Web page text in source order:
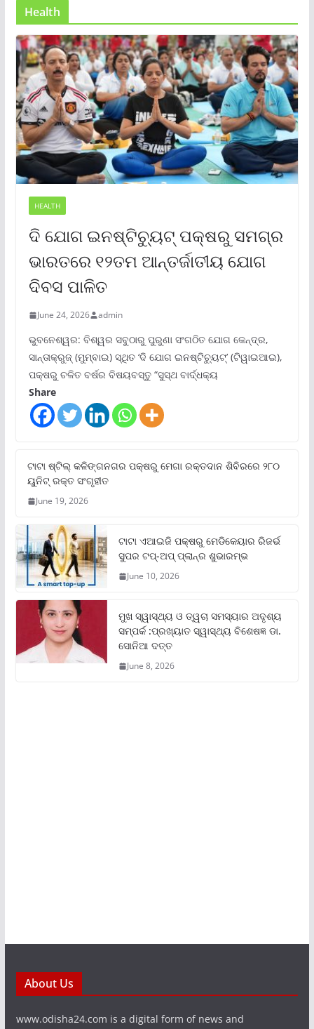
Health
HEALTH
ଦି ଯୋଗ ଇନଷ୍ଟିଚ୍ୟୁଟ୍ ପକ୍ଷରୁ ସମଗ୍ର
ଭାରତରେ ୧୨ତମ ଆନ୍ତର୍ଜାତୀୟ ଯୋଗ
ଦିବସ ପାଳିତ
June 24, 2026 admin
ଭୁବନେଶ୍ୱର: ବିଶ୍ୱର ସବୁଠାରୁ ପୁରୁଣା ସଂଗଠିତ ଯୋଗ କେନ୍ଦ୍ର,
ସାନ୍ତାକ୍ରୁଜ୍ (ମୁମ୍ବାଇ) ସ୍ଥିତ ‘ଦି ଯୋଗ ଇନଷ୍ଟିଚ୍ୟୁଟ୍‌’ (ଟିୱାଇଆଇ),
ପକ୍ଷରୁ ଚଳିତ ବର୍ଷର ବିଷୟବସ୍ତୁ “ସୁସ୍ଥ ବାର୍ଦ୍ଧକ୍ୟ
Share
ଟାଟା ଷ୍ଟିଲ୍‌ କଳିଙ୍ଗନଗର ପକ୍ଷରୁ ମେଗା ରକ୍ତଦାନ ଶିବିରରେ ୨୮୦
ୟୁନିଟ୍‌ ରକ୍ତ ସଂଗୃହୀତ
June 19, 2026
ଟାଟା ଏଆଇଜି ପକ୍ଷରୁ ମେଡିକେୟାର ରିଜର୍ଭ
ସୁପର ଟପ୍‌-ଅପ୍ ପ୍ଲାନ୍‌ର ଶୁଭାରମ୍ଭ
June 10, 2026
ମୁଖ ସ୍ୱାସ୍ଥ୍ୟ ଓ ତ୍ୱଚା ସମସ୍ୟାର ଅଦୃଶ୍ୟ
ସମ୍ପର୍କ :ପ୍ରଖ୍ୟାତ ସ୍ୱାସ୍ଥ୍ୟ ବିଶେଷଜ୍ଞ ଡା.
ସୋନିଆ ଦତ୍ତ
June 8, 2026
About Us
www.odisha24.com is a digital form of news and